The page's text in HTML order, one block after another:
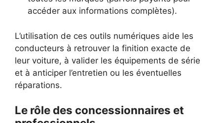
accéder aux informations complètes).
L’utilisation de ces outils numériques aide les
conducteurs à retrouver la finition exacte de
leur voiture, à valider les équipements de série
et à anticiper l’entretien ou les éventuelles
réparations.
Le rôle des concessionnaires et